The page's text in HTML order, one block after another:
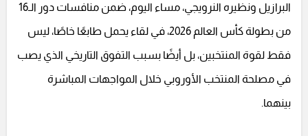
البرازيل ونظيره النرويجي، مساء اليوم، ضمن منافسات دور الـ16
من بطولة كأس العالم 2026، في لقاء يحمل طابعًا خاصًا، ليس
فقط لقوة المنتخبين، بل أيضًا بسبب التفوق التاريخي الذي يصب
في مصلحة المنتخب الأوروبي خلال المواجهات المباشرة
بينهما.